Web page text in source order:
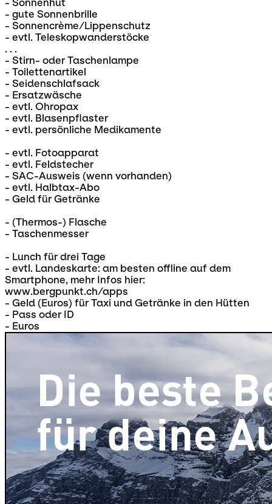
- Sonnenhut
- gute Sonnenbrille
- Sonnencrème/Lippenschutz
- evtl. Teleskopwanderstöcke
. . .
- Stirn- oder Taschenlampe
- Toilettenartikel
- Seidenschlafsack
- Ersatzwäsche
- evtl. Ohropax
- evtl. Blasenpflaster
- evtl. persönliche Medikamente
- evtl. Fotoapparat
- evtl. Feldstecher
- SAC-Ausweis (wenn vorhanden)
- evtl. Halbtax-Abo
- Geld für Getränke
- (Thermos-) Flasche
- Taschenmesser
- Lunch für drei Tage
- evtl. Landeskarte: am besten offline auf dem
Smartphone, mehr Infos hier:
www.bergpunkt.ch/apps
- Geld (Euros) für Taxi und Getränke in den Hütten
- Pass oder ID
- Euros